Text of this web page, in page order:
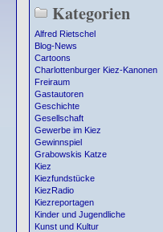
Kategorien
Alfred Rietschel
Blog-News
Cartoons
Charlottenburger Kiez-Kanonen
Freiraum
Gastautoren
Geschichte
Gesellschaft
Gewerbe im Kiez
Gewinnspiel
Grabowskis Katze
Kiez
Kiezfundstücke
KiezRadio
Kiezreportagen
Kinder und Jugendliche
Kunst und Kultur